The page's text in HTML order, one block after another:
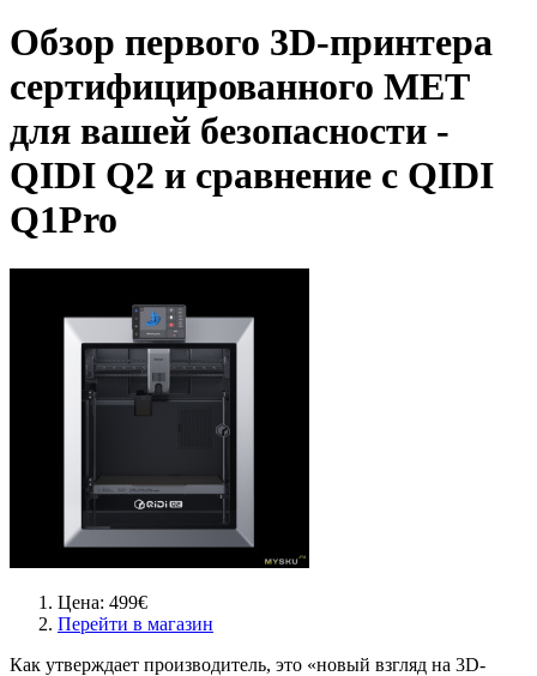
Обзор первого 3D-принтера
сертифицированного MET
для вашей безопасности -
QIDI Q2 и сравнение с QIDI
Q1Pro
Цена: 499€
Перейти в магазин
Как утверждает производитель, это «новый взгляд на 3D-